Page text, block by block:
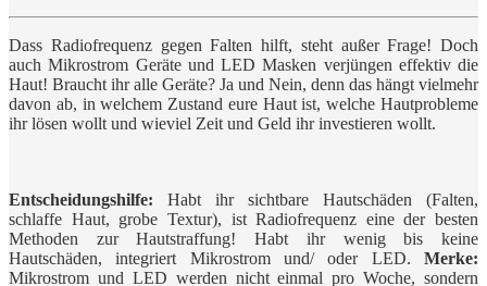
Dass Radiofrequenz gegen Falten hilft, steht außer Frage! Doch
auch Mikrostrom Geräte und LED Masken verjüngen effektiv die
Haut! Braucht ihr alle Geräte? Ja und Nein, denn das hängt vielmehr
davon ab, in welchem Zustand eure Haut ist, welche Hautprobleme
ihr lösen wollt und wieviel Zeit und Geld ihr investieren wollt.
Entscheidungshilfe: Habt ihr sichtbare Hautschäden (Falten,
schlaffe Haut, grobe Textur), ist Radiofrequenz eine der besten
Methoden zur Hautstraffung! Habt ihr wenig bis keine
Hautschäden, integriert Mikrostrom und/ oder LED. Merke:
Mikrostrom und LED werden nicht einmal pro Woche, sondern